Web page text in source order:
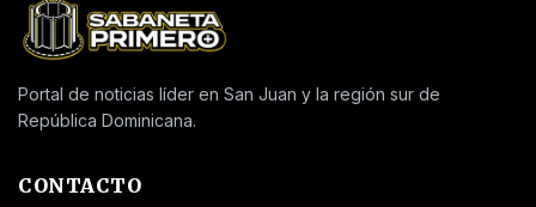
Portal de noticias líder en San Juan y la región sur de
República Dominicana.
CONTACTO